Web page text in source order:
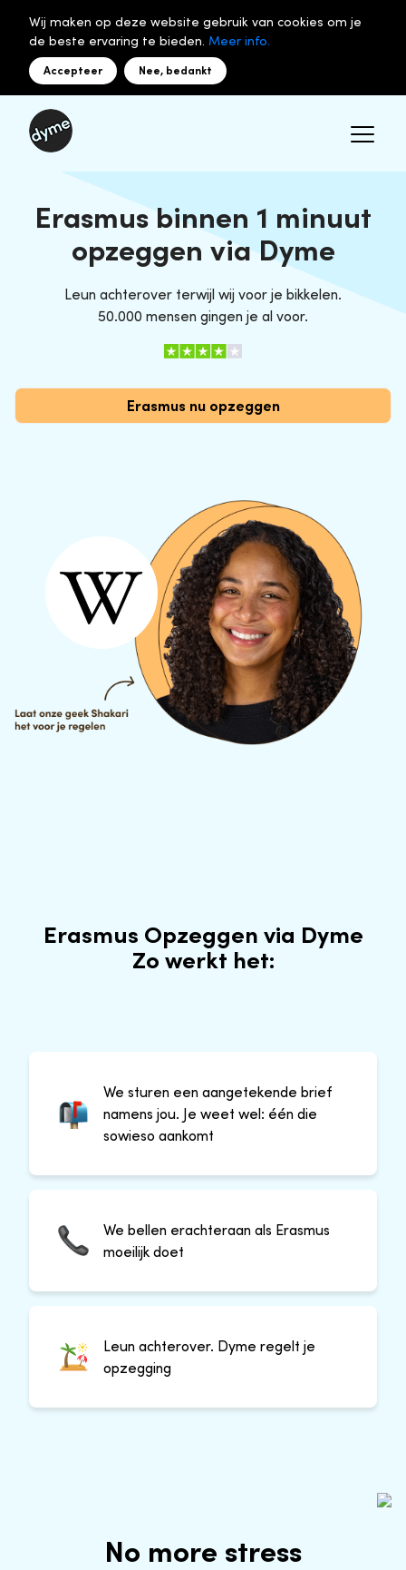
Wij maken op deze website gebruik van cookies om je
de beste ervaring te bieden. Meer info.
Accepteer Nee, bedankt
Erasmus binnen 1 minuut
opzeggen via Dyme
Leun achterover terwijl wij voor je bikkelen.
50.000 mensen gingen je al voor.
Erasmus nu opzeggen
Erasmus Opzeggen via Dyme
Zo werkt het:
We sturen een aangetekende brief
namens jou. Je weet wel: één die
sowieso aankomt
We bellen erachteraan als Erasmus
moeilijk doet
Leun achterover. Dyme regelt je
opzegging
No more stress